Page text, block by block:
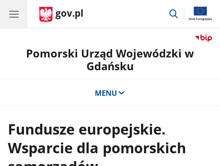
gov.pl
przejdź
Pomorski Urząd Wojewódzki w
Gdańsku
MENU
Fundusze europejskie.
Wsparcie dla pomorskich